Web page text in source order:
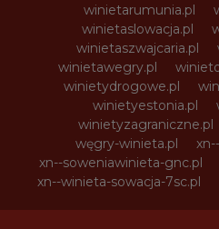
winietarumunia.pl
winietaslowacja.pl
winietaszwajcaria.pl
winietawegry.pl
winietydrogowe.pl
winietyestonia.pl
winietyzagraniczne.pl
węgry-winieta.pl
xn--soweniawinieta-gnc.pl
xn--winieta-sowacja-7sc.pl